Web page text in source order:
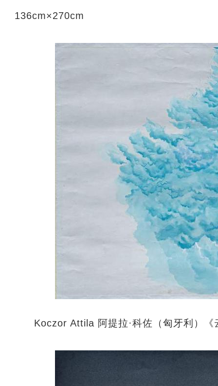
136cm×270cm
Koczor Attila 阿提拉·科佐（匈牙利）